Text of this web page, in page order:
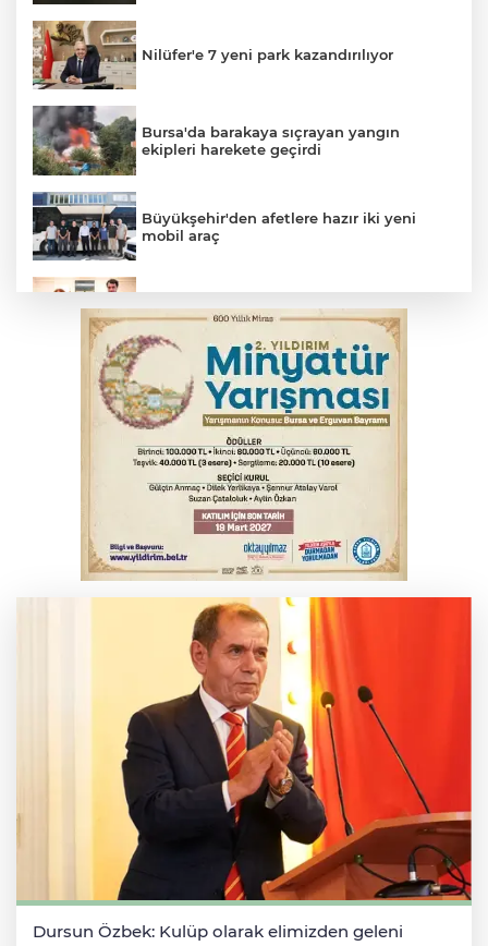
Nilüfer'e 7 yeni park kazandırılıyor
Bursa'da barakaya sıçrayan yangın
ekipleri harekete geçirdi
Büyükşehir'den afetlere hazır iki yeni
mobil araç
bir araya geldi
Yargıtay’dan primle çalışanlara müjde
Serbest piyasada altın fiyatları...
Bursa’da bugün hava nasıl olacak?
Dursun Özbek: Kulüp olarak elimizden geleni